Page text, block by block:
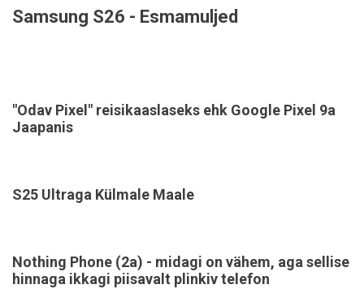
Samsung S26 - Esmamuljed
"Odav Pixel" reisikaaslaseks ehk Google Pixel 9a
Jaapanis
S25 Ultraga Külmale Maale
Nothing Phone (2a) - midagi on vähem, aga sellise
hinnaga ikkagi piisavalt plinkiv telefon